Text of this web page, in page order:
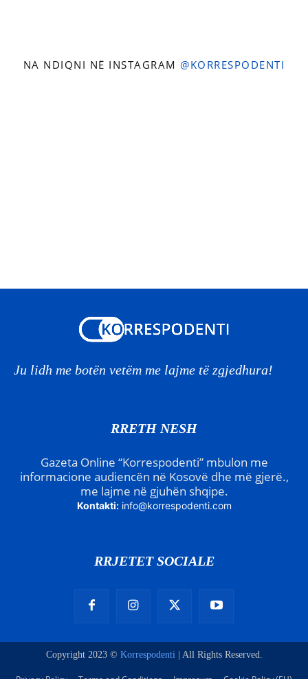
NA NDIQNI NË INSTAGRAM @KORRESPODENTI
Ju lidh me botën vetëm me lajme të zgjedhura!
RRETH NESH
Gazeta Online “Korrespodenti” mbulon me
informacione audiencën në Kosovë dhe më gjerë.,
me lajme në gjuhën shqipe.
Kontakti: info@korrespodenti.com
RRJETET SOCIALE
Copyright 2023 © Korrespodenti| All Rights Reserved.